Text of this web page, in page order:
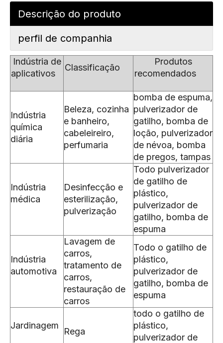
Descrição do produto
perfil de companhia
Indústria de
aplicativos
Classificação
Produtos
recomendados
Indústria
química
diária
Beleza, cozinha
e banheiro,
cabeleireiro,
perfumaria
bomba de espuma,
pulverizador de
gatilho, bomba de
loção, pulverizador
de névoa, bomba
de pregos, tampas
Indústria
médica
Desinfecção e
esterilização,
pulverização
Todo pulverizador
de gatilho de
plástico,
pulverizador de
gatilho, bomba de
espuma
Indústria
automotiva
Lavagem de
carros,
tratamento de
carros,
restauração de
carros
Todo o gatilho de
plástico,
pulverizador de
gatilho, bomba de
espuma
Jardinagem
Rega
todo o gatilho de
plástico,
pulverizador de